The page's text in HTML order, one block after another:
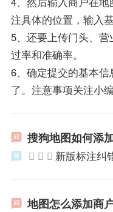
注具体的位置，输入基
5、还要上传门头、
过率和准确率。
6、确定提交的基本
了。注意事项关注小
搜狗地图如何添
   新版标注纠
地图怎么添加商